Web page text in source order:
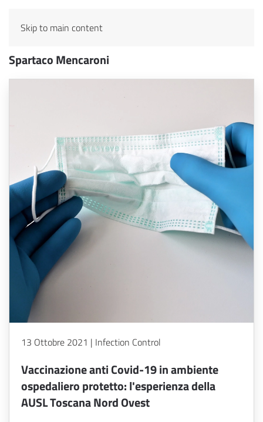
Skip to main content
Spartaco Mencaroni
13 Ottobre 2021 | Infection Control
Vaccinazione anti Covid-19 in ambiente
ospedaliero protetto: l'esperienza della
AUSL Toscana Nord Ovest